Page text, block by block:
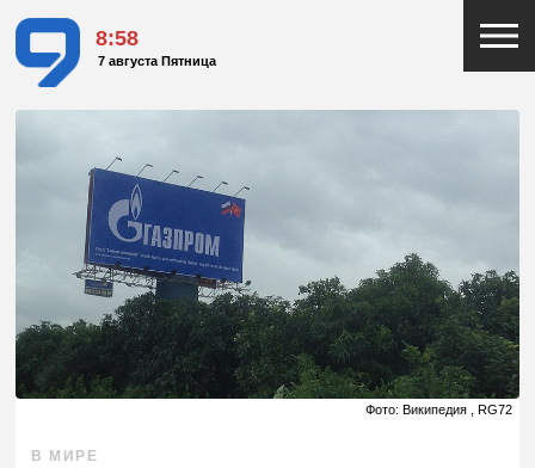
8:58
7 августа Пятница
Фото: Википедия , RG72
В МИРЕ